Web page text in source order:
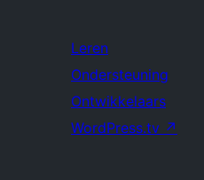
Leren
Ondersteuning
Ontwikkelaars
WordPress.tv ↗